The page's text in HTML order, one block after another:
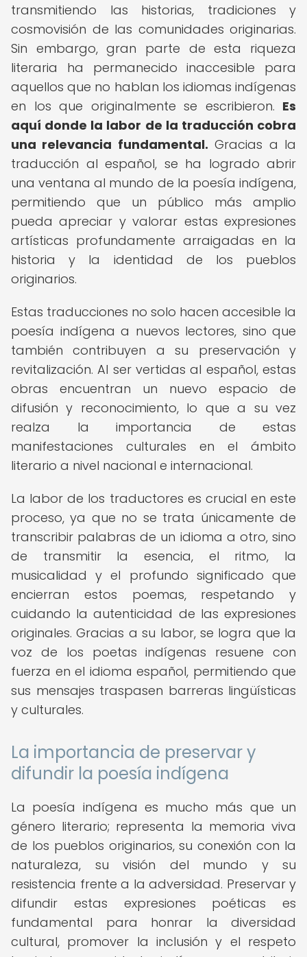
transmitiendo las historias, tradiciones y
cosmovisión de las comunidades originarias.
Sin embargo, gran parte de esta riqueza
literaria ha permanecido inaccesible para
aquellos que no hablan los idiomas indígenas
en los que originalmente se escribieron. Es
aquí donde la labor de la traducción cobra
una relevancia fundamental. Gracias a la
traducción al español, se ha logrado abrir
una ventana al mundo de la poesía indígena,
permitiendo que un público más amplio
pueda apreciar y valorar estas expresiones
artísticas profundamente arraigadas en la
historia y la identidad de los pueblos
originarios.
Estas traducciones no solo hacen accesible la
poesía indígena a nuevos lectores, sino que
también contribuyen a su preservación y
revitalización. Al ser vertidas al español, estas
obras encuentran un nuevo espacio de
difusión y reconocimiento, lo que a su vez
realza la importancia de estas
manifestaciones culturales en el ámbito
literario a nivel nacional e internacional.
La labor de los traductores es crucial en este
proceso, ya que no se trata únicamente de
transcribir palabras de un idioma a otro, sino
de transmitir la esencia, el ritmo, la
musicalidad y el profundo significado que
encierran estos poemas, respetando y
cuidando la autenticidad de las expresiones
originales. Gracias a su labor, se logra que la
voz de los poetas indígenas resuene con
fuerza en el idioma español, permitiendo que
sus mensajes traspasen barreras lingüísticas
y culturales.
La importancia de preservar y
difundir la poesía indígena
La poesía indígena es mucho más que un
género literario; representa la memoria viva
de los pueblos originarios, su conexión con la
naturaleza, su visión del mundo y su
resistencia frente a la adversidad. Preservar y
difundir estas expresiones poéticas es
fundamental para honrar la diversidad
cultural, promover la inclusión y el respeto